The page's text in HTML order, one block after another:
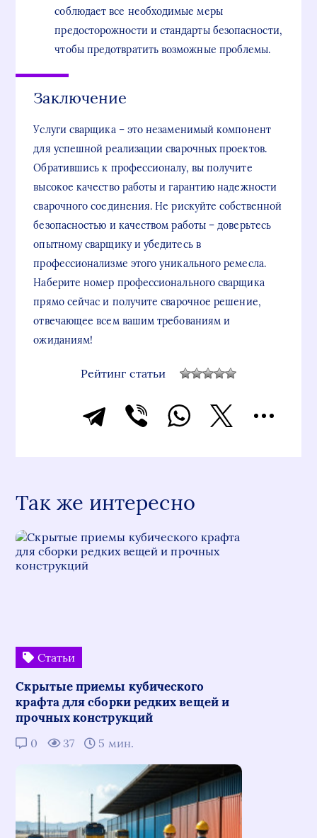
соблюдает все необходимые меры
предосторожности и стандарты безопасности,
чтобы предотвратить возможные проблемы.
Заключение
Услуги сварщика – это незаменимый компонент
для успешной реализации сварочных проектов.
Обратившись к профессионалу, вы получите
высокое качество работы и гарантию надежности
сварочного соединения. Не рискуйте собственной
безопасностью и качеством работы – доверьтесь
опытному сварщику и убедитесь в
профессионализме этого уникального ремесла.
Наберите номер профессионального сварщика
прямо сейчас и получите сварочное решение,
отвечающее всем вашим требованиям и
ожиданиям!
Рейтинг статьи
Так же интересно
Статьи
Скрытые приемы кубического
крафта для сборки редких вещей и
прочных конструкций
0 37 5 мин.